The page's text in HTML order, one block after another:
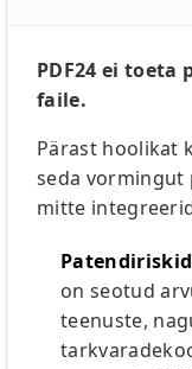
PDF24 ei toeta
faile.
Pärast hoolikat
seda vormingut
mitte
on seotud
teenuste,